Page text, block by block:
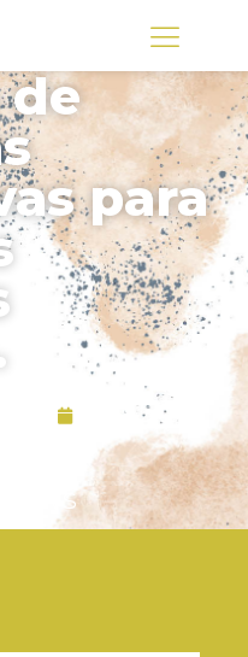
de
para
07/08/2025